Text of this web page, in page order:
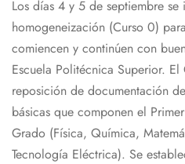
Los días 4 y 5 de septiembre
homogeneización (Curso 0)
comiencen y continúen con
Escuela Politécnica Superior.
reposición de documentación
básicas que componen el
Grado (Física, Química,
Tecnología Eléctrica). Se